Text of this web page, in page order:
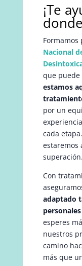
¡Te
Formamos
Nacional
que puede
estamos
por un
cada etapa.
estaremos
superación.
Con
adaptado
esperes
nuestros
camino
más que